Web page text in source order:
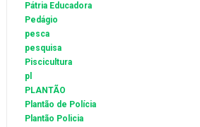
Pátria Educadora
Pedágio
pesca
pesquisa
Piscicultura
pl
PLANTÃO
Plantão de Polícia
Plantão Policia